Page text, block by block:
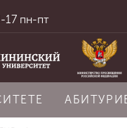
пн-пт